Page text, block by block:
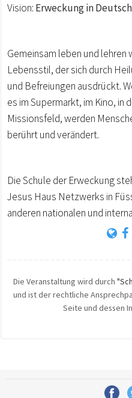
Vision: Erweckung in
Gemeinsam leben und lehren
Lebensstil, der sich durch
und Befreiungen ausdrückt.
es im Supermarkt, im Kino, in
Missionsfeld, werden
berührt und verändert.
Die Schule der Erweckung
Jesus Haus Netzwerks in
anderen nationalen und
Die Veranstaltung wird durch
und ist der rechtliche
Seite und dessen